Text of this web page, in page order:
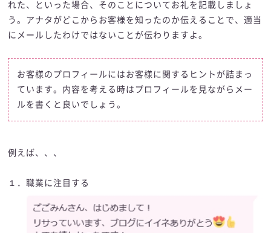
れた、といった場合、そのことについてお礼を記載しましょ
う。アナタがどこからお客様を知ったのか伝えることで、適当
にメールしたわけではないことが伝わりますよ。
お客様のプロフィールにはお客様に関するヒントが詰まっ
ています。内容を考える時はプロフィールを見ながらメー
ルを書くと良いでしょう。
例えば、、、
１．職業に注目する